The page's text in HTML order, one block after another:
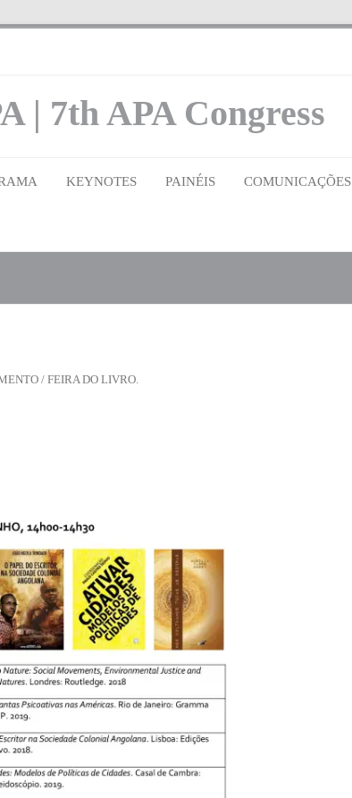
| 7th APA Congress
KEYNOTES PAINÉIS COMUNICAÇÕES
/ FEIRA DO LIVRO.